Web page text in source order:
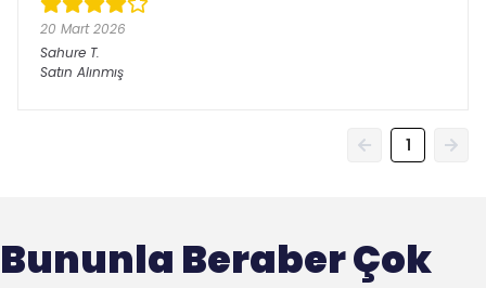
20 Mart 2026
Sahure T.
Satın Alınmış
1
Bununla Beraber Çok